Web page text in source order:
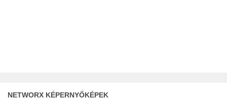
NETWORX KÉPERNYŐKÉPEK